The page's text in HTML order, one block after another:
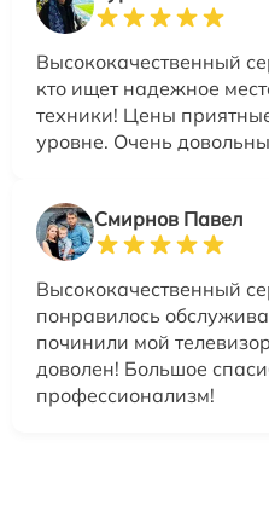
Высококачественный
кто ищет надежное
техники! Цены
уровне. Очень
Смирнов Павел
Высококачественный
понравилось
починили мой
доволен! Большое
профессионализм!